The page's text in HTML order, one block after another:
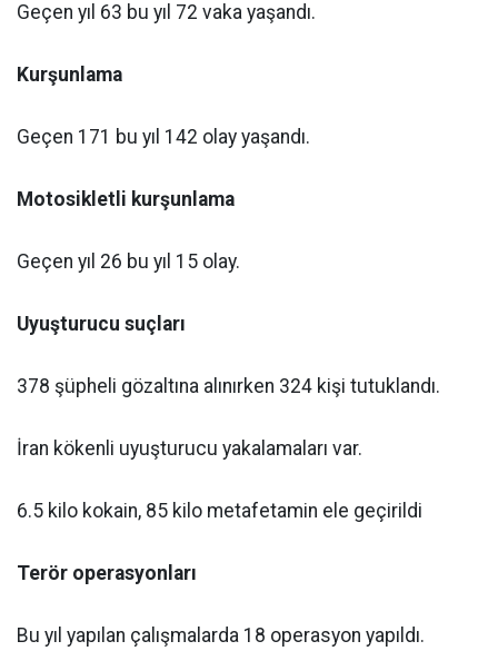
Geçen yıl 63 bu yıl 72 vaka yaşandı.
Kurşunlama
Geçen 171 bu yıl 142 olay yaşandı.
Motosikletli kurşunlama
Geçen yıl 26 bu yıl 15 olay.
Uyuşturucu suçları
378 şüpheli gözaltına alınırken 324 kişi tutuklandı.
İran kökenli uyuşturucu yakalamaları var.
6.5 kilo kokain, 85 kilo metafetamin ele geçirildi
Terör operasyonları
Bu yıl yapılan çalışmalarda 18 operasyon yapıldı.